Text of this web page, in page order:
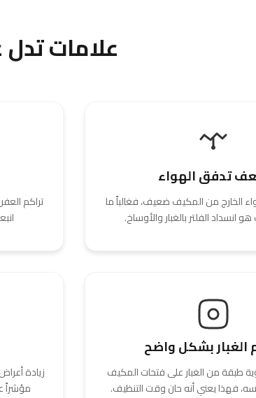
علامات
تدفق الهواء
الخارج من المكيف ضعيف، فغالباً ما
انسداد الفلتر بالغبار والأوساخ.
تراكم
الغبار بشكل واضح
طبقة من الغبار على فتحات المكيف
فهذا يعني أنه حان وقت التنظيف.
زيادة
مؤشراً